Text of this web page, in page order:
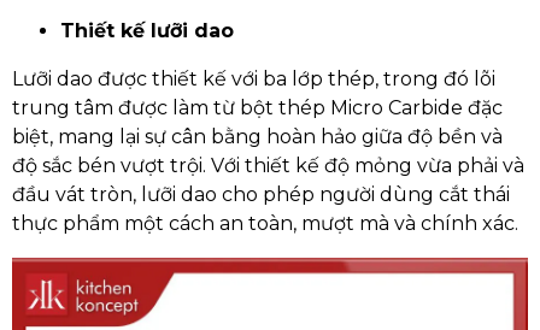
Thiết kế lưỡi dao
Lưỡi dao được thiết kế với ba lớp thép, trong đó lõi
trung tâm được làm từ bột thép Micro Carbide đặc
biệt, mang lại sự cân bằng hoàn hảo giữa độ bền và
độ sắc bén vượt trội. Với thiết kế độ mỏng vừa phải và
đầu vát tròn, lưỡi dao cho phép người dùng cắt thái
thực phẩm một cách an toàn, mượt mà và chính xác.